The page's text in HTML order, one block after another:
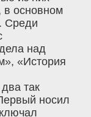
в основном
Среди
над
«История
так
носил